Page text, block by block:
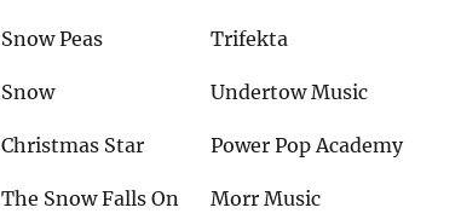
Snow Peas Trifekta
Snow Undertow Music
Christmas Star Power Pop Academy
The Snow Falls On
Morr Music